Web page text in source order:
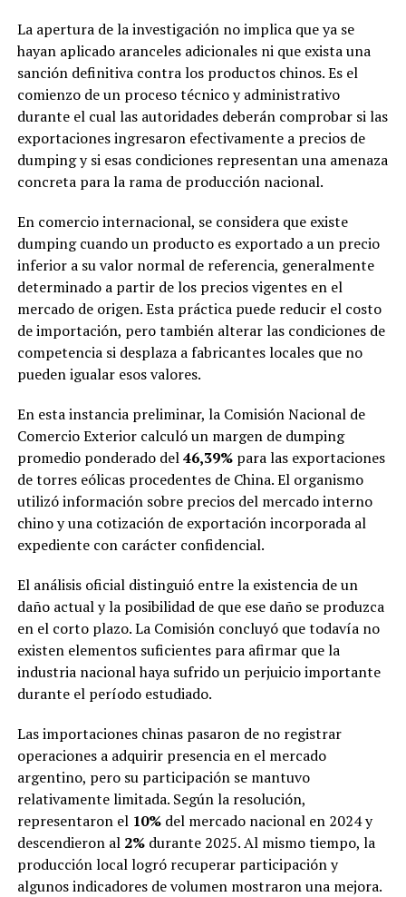
La apertura de la investigación no implica que ya se
hayan aplicado aranceles adicionales ni que exista una
sanción definitiva contra los productos chinos. Es el
comienzo de un proceso técnico y administrativo
durante el cual las autoridades deberán comprobar si las
exportaciones ingresaron efectivamente a precios de
dumping y si esas condiciones representan una amenaza
concreta para la rama de producción nacional.
En comercio internacional, se considera que existe
dumping cuando un producto es exportado a un precio
inferior a su valor normal de referencia, generalmente
determinado a partir de los precios vigentes en el
mercado de origen. Esta práctica puede reducir el costo
de importación, pero también alterar las condiciones de
competencia si desplaza a fabricantes locales que no
pueden igualar esos valores.
En esta instancia preliminar, la Comisión Nacional de
Comercio Exterior calculó un margen de dumping
promedio ponderado del46,39%para las exportaciones
de torres eólicas procedentes de China. El organismo
utilizó información sobre precios del mercado interno
chino y una cotización de exportación incorporada al
expediente con carácter confidencial.
El análisis oficial distinguió entre la existencia de un
daño actual y la posibilidad de que ese daño se produzca
en el corto plazo. La Comisión concluyó que todavía no
existen elementos suficientes para afirmar que la
industria nacional haya sufrido un perjuicio importante
durante el período estudiado.
Las importaciones chinas pasaron de no registrar
operaciones a adquirir presencia en el mercado
argentino, pero su participación se mantuvo
relativamente limitada. Según la resolución,
representaron el 10%del mercado nacional en 2024 y
descendieron al 2%durante 2025. Al mismo tiempo, la
producción local logró recuperar participación y
algunos indicadores de volumen mostraron una mejora.